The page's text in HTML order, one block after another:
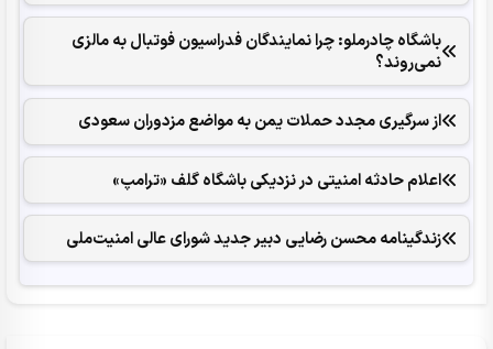
باشگاه چادرملو: چرا نمایندگان فدراسیون فوتبال به مالزی
نمی‌روند؟
از سرگیری مجدد حملات یمن به مواضع مزدوران سعودی
اعلام حادثه امنیتی در نزدیکی باشگاه گلف «ترامپ»
زندگینامه محسن رضایی دبیر جدید شورای عالی امنیت‌ملی